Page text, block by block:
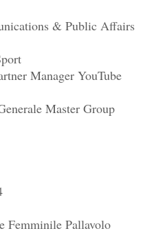
& Public Affairs
Manager YouTube
Master Group
Femminile Pallavolo